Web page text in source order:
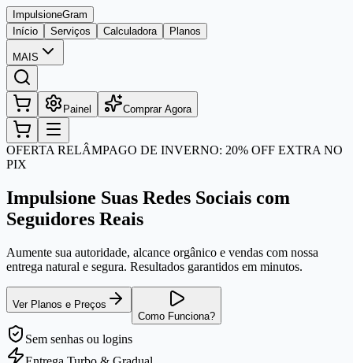
ImpulsioneGram
Início
Serviços Calculadora Planos
MAIS
Painel Comprar Agora
OFERTA RELÂMPAGO DE INVERNO: 20% OFF EXTRA NO
PIX
Impulsione Suas Redes Sociais com
Seguidores Reais
Aumente sua autoridade, alcance orgânico e vendas com nossa
entrega natural e segura. Resultados garantidos em minutos.
Ver Planos e Preços
Como Funciona?
Sem senhas ou logins